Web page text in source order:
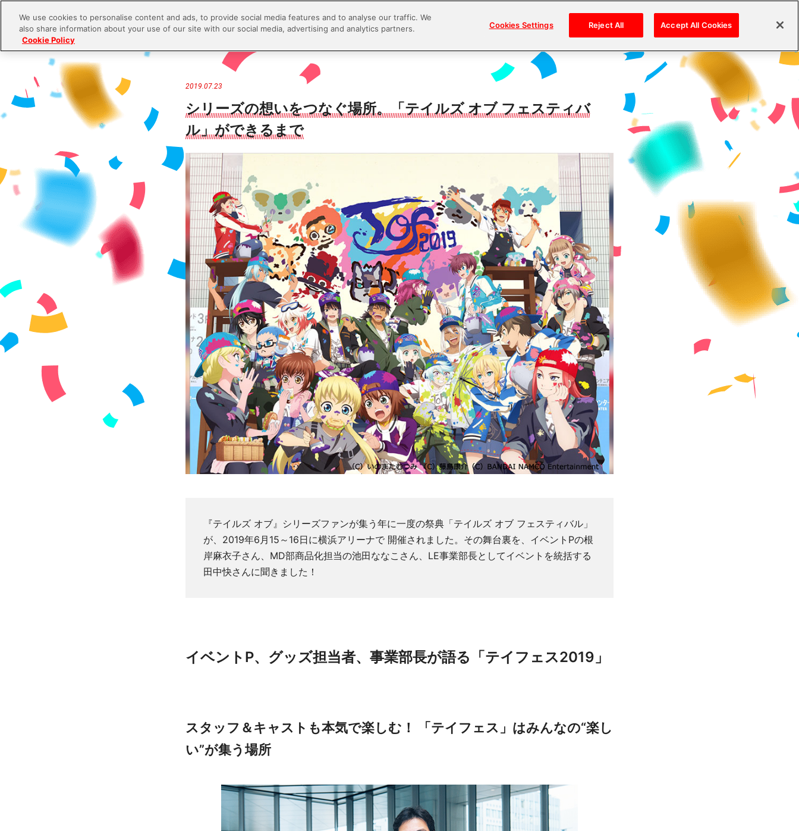
S
t
o
n
2019.07.23
シリーズの想いをつなぐ場所。「テイルズ オブ フェスティバ
ル」ができるまで
『テイルズ オブ』シリーズファンが集う年に一度の祭典「テイルズ オブ フェスティバル」
が、2019年6月15～16日に横浜アリーナで 開催されました。その舞台裏を、イベントPの根
岸麻衣子さん、MD部商品化担当の池田ななこさん、LE事業部長としてイベントを統括する
田中快さんに聞きました！
イベントP、グッズ担当者、事業部長が語る「テイフェス2019」
スタッフ＆キャストも本気で楽しむ！ 「テイフェス」はみんなの“楽し
い”が集う場所
We use cookies to personalise content and ads, to provide social media features and to analyse our traffic. We
also share information about your use of our site with our social media, advertising and analytics partners.
Cookie Policy
Cookies Settings Reject All Accept All Cookies